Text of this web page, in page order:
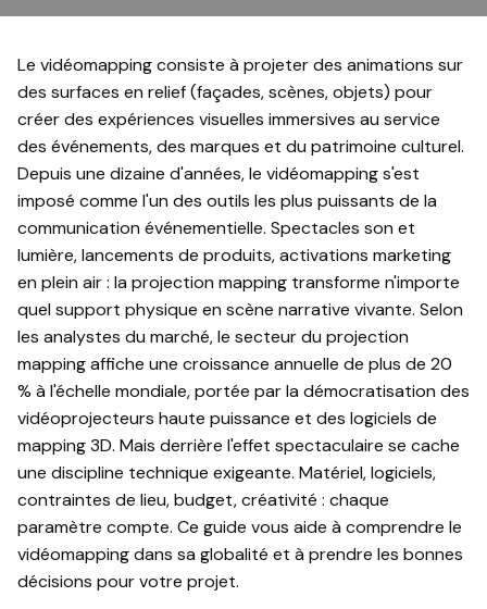
Le vidéomapping consiste à projeter des animations sur
des surfaces en relief (façades, scènes, objets) pour
créer des expériences visuelles immersives au service
des événements, des marques et du patrimoine culturel.
Depuis une dizaine d'années, le vidéomapping s'est
imposé comme l'un des outils les plus puissants de la
communication événementielle. Spectacles son et
lumière, lancements de produits, activations marketing
en plein air : la projection mapping transforme n'importe
quel support physique en scène narrative vivante. Selon
les analystes du marché, le secteur du projection
mapping affiche une croissance annuelle de plus de 20
% à l'échelle mondiale, portée par la démocratisation des
vidéoprojecteurs haute puissance et des logiciels de
mapping 3D. Mais derrière l'effet spectaculaire se cache
une discipline technique exigeante. Matériel, logiciels,
contraintes de lieu, budget, créativité : chaque
paramètre compte. Ce guide vous aide à comprendre le
vidéomapping dans sa globalité et à prendre les bonnes
décisions pour votre projet.